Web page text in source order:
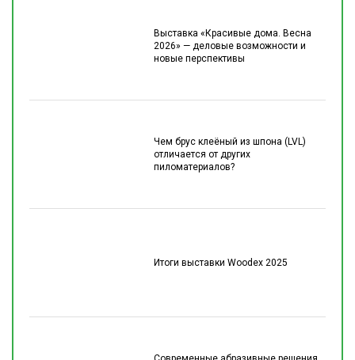
Выставка «Красивые дома. Весна
2026» — деловые возможности и
новые перспективы
Чем брус клеёный из шпона (LVL)
отличается от других
пиломатериалов?
Итоги выставки Woodex 2025